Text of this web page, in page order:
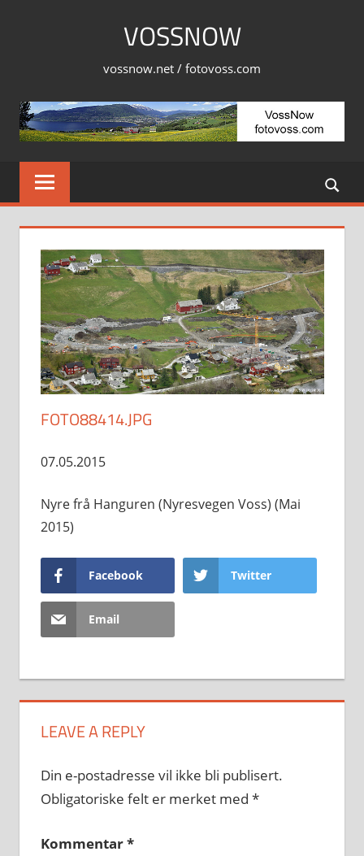
VOSSNOW
vossnow.net / fotovoss.com
FOTO88414.JPG
07.05.2015
Nyre frå Hanguren (Nyresvegen Voss) (Mai
2015)
Facebook Twitter
Email
LEAVE A REPLY
Din e-postadresse vil ikke bli publisert.
Obligatoriske felt er merket med *
Kommentar*